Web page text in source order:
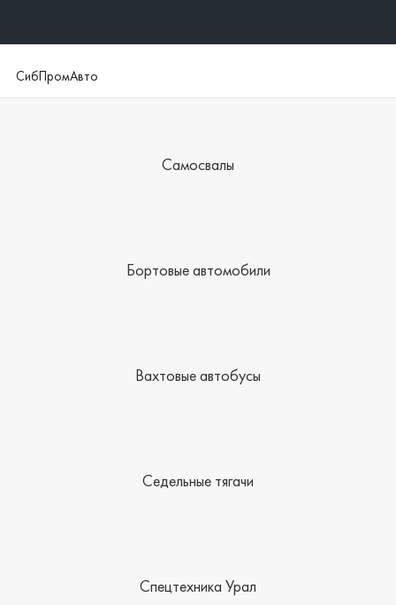
СибПромАвто
Самосвалы
Бортовые автомобили
Вахтовые автобусы
Седельные тягачи
Спецтехника Урал